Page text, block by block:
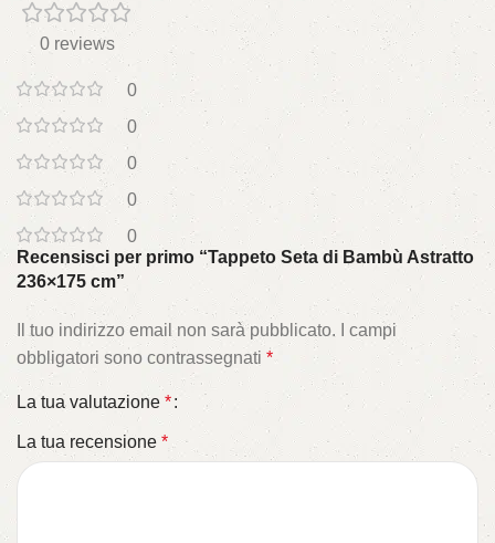
0 reviews
0
0
0
0
0
Recensisci per primo “Tappeto Seta di Bambù Astratto
236×175 cm”
Il tuo indirizzo email non sarà pubblicato.
I campi
obbligatori sono contrassegnati *
La tua valutazione *
La tua recensione *